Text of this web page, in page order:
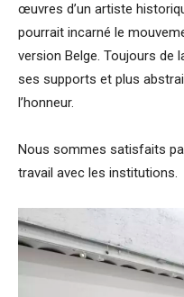
œuvres d’un artiste
pourrait incarné le
version Belge. Toujours de
ses supports et plus
l’honneur.
Nous sommes satisfaits
travail avec les institutions.